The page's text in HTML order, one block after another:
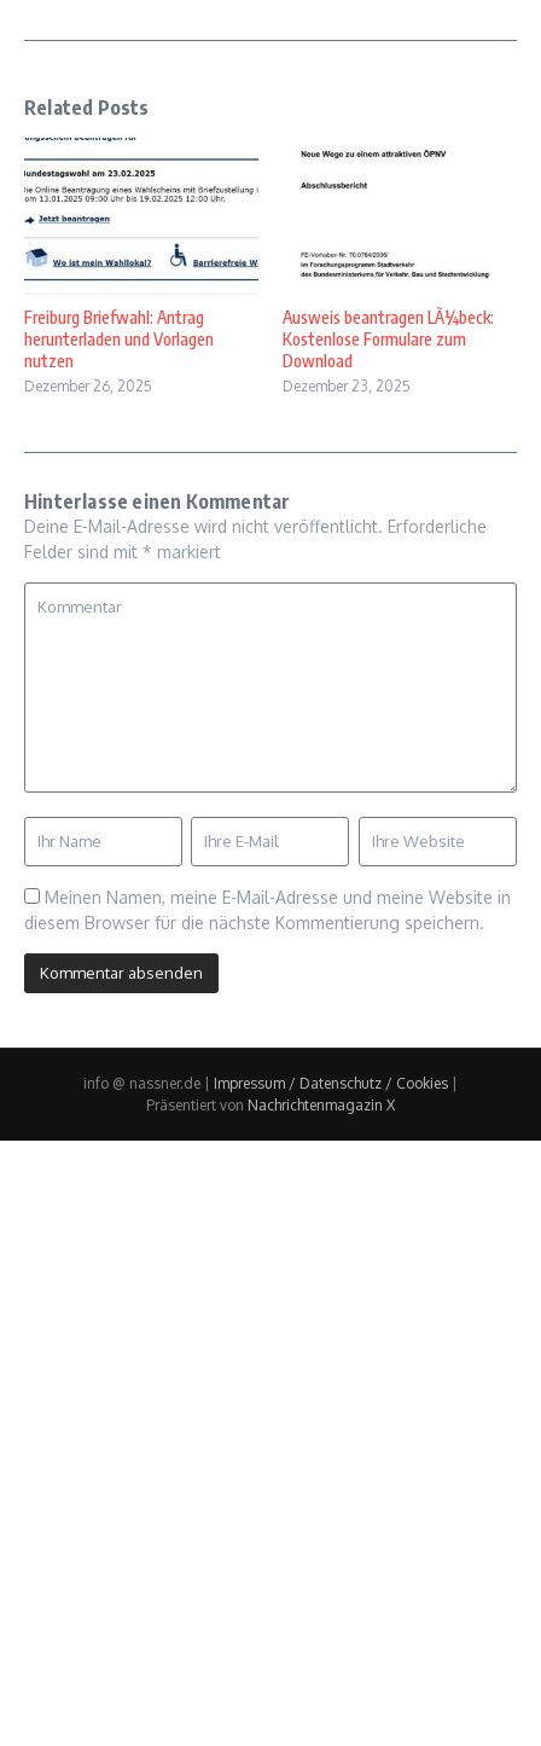
Related Posts
Freiburg Briefwahl: Antrag
herunterladen und Vorlagen
nutzen
Dezember 26, 2025
Ausweis beantragen LÃ¼beck:
Kostenlose Formulare zum
Download
Dezember 23, 2025
Hinterlasse einen Kommentar
Deine E-Mail-Adresse wird nicht veröffentlicht. Erforderliche
Felder sind mit * markiert
Meinen Namen, meine E-Mail-Adresse und meine Website in
diesem Browser für die nächste Kommentierung speichern.
info @ nassner.de | Impressum / Datenschutz / Cookies |
Präsentiert von Nachrichtenmagazin X